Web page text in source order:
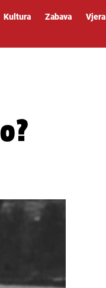
Kultura Zabava Vjera